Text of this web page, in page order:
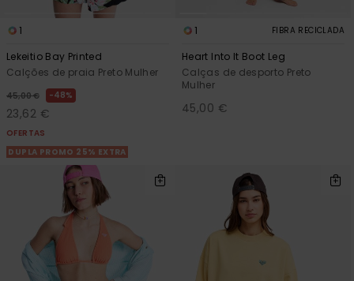
1
Lekeitio Bay Printed
Calções de praia Preto Mulher
45,00 € 48%
23,62 €
OFERTAS
DUPLA PROMO 25% EXTRA
1 FIBRA RECICLADA
Heart Into It Boot Leg
Calças de desporto Preto
Mulher
45,00 €